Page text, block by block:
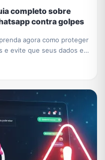
completo sobre
contra golpes
agora como proteger
e evite que seus dados e